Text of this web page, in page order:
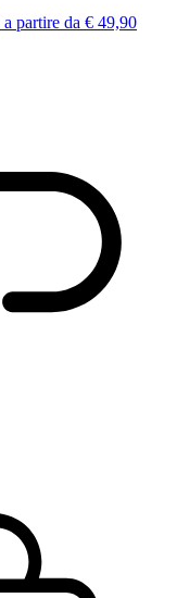
a partire da € 49,90